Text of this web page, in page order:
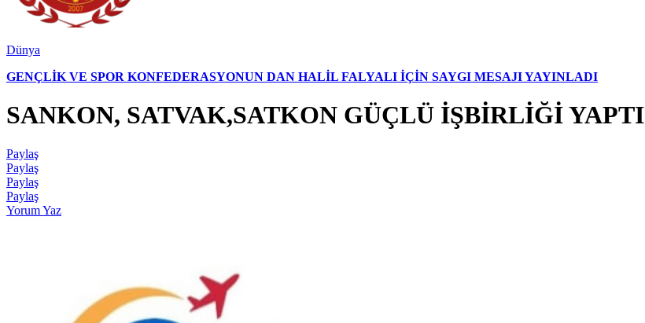
Dünya
GENÇLİK VE SPOR KONFEDERASYONUN DAN HALİL FALYALI İÇİN SAYGI MESAJI YAYINLADI
SANKON, SATVAK,SATKON GÜÇLÜ İŞBİRLİĞİ YAPTI
Paylaş
Paylaş
Paylaş
Paylaş
Yorum Yaz